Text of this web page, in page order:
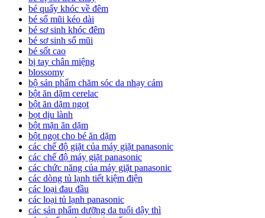
bé quấy khóc về đêm
bé sổ mũi kéo dài
bé sơ sinh khóc đêm
bé sơ sinh sổ mũi
bé sốt cao
bị tay chân miệng
blossomy
bộ sản phẩm chăm sóc da nhạy cảm
bột ăn dặm cerelac
bột ăn dặm ngọt
bọt dịu lành
bột mặn ăn dặm
bột ngọt cho bé ăn dặm
các chế độ giặt của máy giặt panasonic
các chế độ máy giặt panasonic
các chức năng của máy giặt panasonic
các dòng tủ lạnh tiết kiệm điện
các loại đau đầu
các loại tủ lạnh panasonic
các sản phẩm dưỡng da tuổi dậy thì